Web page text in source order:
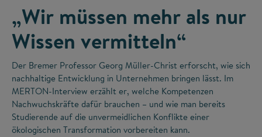
„Wir müssen mehr als nur
Wissen vermitteln“
Der Bremer Professor Georg Müller-Christ erforscht, wie sich
nachhaltige Entwicklung in Unternehmen bringen lässt. Im
MERTON-Interview erzählt er, welche Kompetenzen
Nachwuchskräfte dafür brauchen – und wie man bereits
Studierende auf die unvermeidlichen Konflikte einer
ökologischen Transformation vorbereiten kann.